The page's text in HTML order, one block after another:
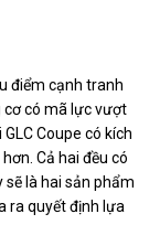
điểm cạnh tranh
cơ có mã lực vượt
Coupe có kích
Cả hai đều có
là hai sản phẩm
ra quyết định lựa